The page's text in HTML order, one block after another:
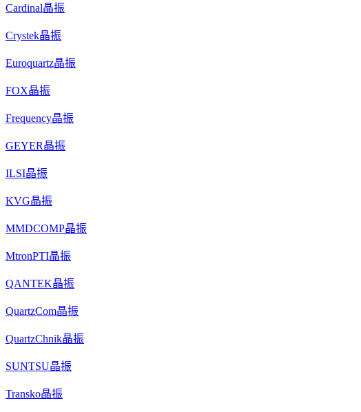
Cardinal晶振
Crystek晶振
Euroquartz晶振
FOX晶振
Frequency晶振
GEYER晶振
ILSI晶振
KVG晶振
MMDCOMP晶振
MtronPTI晶振
QANTEK晶振
QuartzCom晶振
QuartzChnik晶振
SUNTSU晶振
Transko晶振